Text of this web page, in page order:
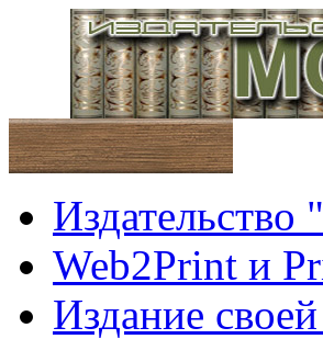
Web2Print и
Издание